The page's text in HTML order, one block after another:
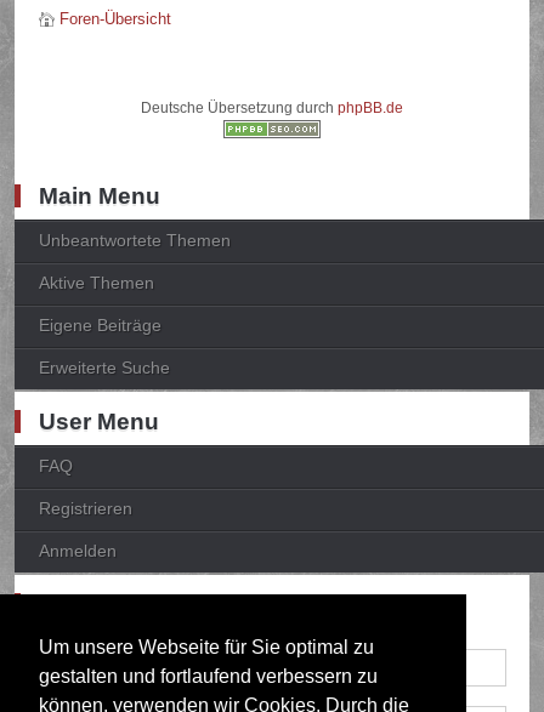
Um unsere Webseite für Sie optimal zu
gestalten und fortlaufend verbessern zu
können, verwenden wir Cookies. Durch die
Foren-Übersicht
Deutsche Übersetzung durch phpBB.de
Main Menu
Unbeantwortete Themen
Aktive Themen
Eigene Beiträge
Erweiterte Suche
User Menu
FAQ
Registrieren
Anmelden